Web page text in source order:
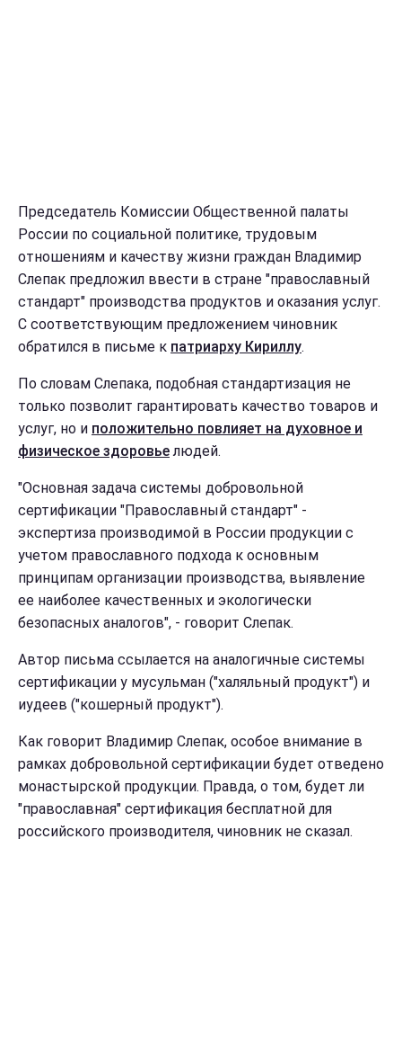
Председатель Комиссии Общественной палаты
России по социальной политике, трудовым
отношениям и качеству жизни граждан Владимир
Слепак предложил ввести в стране "православный
стандарт" производства продуктов и оказания услуг.
С соответствующим предложением чиновник
обратился в письме к патриарху Кириллу.
По словам Слепака, подобная стандартизация не
только позволит гарантировать качество товаров и
услуг, но и положительно повлияет на духовное и
физическое здоровьелюдей.
"Основная задача системы добровольной
сертификации "Православный стандарт" -
экспертиза производимой в России продукции с
учетом православного подхода к основным
принципам организации производства, выявление
ее наиболее качественных и экологически
безопасных аналогов", - говорит Слепак.
Автор письма ссылается на аналогичные системы
сертификации у мусульман ("халяльный продукт") и
иудеев ("кошерный продукт").
Как говорит Владимир Слепак, особое внимание в
рамках добровольной сертификации будет отведено
монастырской продукции. Правда, о том, будет ли
"православная" сертификация бесплатной для
российского производителя, чиновник не сказал.